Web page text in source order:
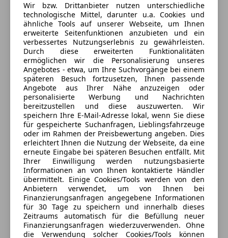
Dein Name
Deine E-Mail
Deine Telefonnummer (optional)
Ich möchte auf meine Interessen zugeschnittene Angebote und
Neuigkeiten der AutoScout24 GmbH per E-Mail erhalten. Ich
kann diese Einwilligungjederzeit mit Wirkung für die Zukunft
widerrufen.
E-Mail senden
Wir bzw. Drittanbieter nutzen unterschiedliche
technologische Mittel, darunter u.a. Cookies und
ähnliche Tools auf unserer Webseite, um Ihnen
erweiterte Seitenfunktionen anzubieten und ein
verbessertes Nutzungserlebnis zu gewährleisten.
Durch diese erweiterten Funktionalitäten
ermöglichen wir die Personalisierung unseres
Angebotes - etwa, um Ihre Suchvorgänge bei einem
späteren Besuch fortzusetzen, Ihnen passende
Angebote aus Ihrer Nähe anzuzeigen oder
personalisierte Werbung und Nachrichten
bereitzustellen und diese auszuwerten. Wir
speichern Ihre E-Mail-Adresse lokal, wenn Sie diese
für gespeicherte Suchanfragen, Lieblingsfahrzeuge
oder im Rahmen der Preisbewertung angeben. Dies
erleichtert Ihnen die Nutzung der Webseite, da eine
erneute Eingabe bei späteren Besuchen entfällt. Mit
Ihrer Einwilligung werden nutzungsbasierte
Informationen an von Ihnen kontaktierte Händler
übermittelt. Einige Cookies/Tools werden von den
Anbietern verwendet, um von Ihnen bei
Finanzierungsanfragen angegebene Informationen
für 30 Tage zu speichern und innerhalb dieses
Zeitraums automatisch für die Befüllung neuer
Finanzierungsanfragen wiederzuverwenden. Ohne
die Verwendung solcher Cookies/Tools können